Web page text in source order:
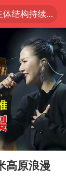
上半年我国经营主体结构持续优化
上海全域长途客运班次全部停运
今日15时起福州地铁高架区段停运
海
1枚就能让航母瘫痪 轰-6J实力有多强
王艺迪2-4不敌张本美和止步4强
上门女婿出轨女邻居多年被判重婚罪
高原浪漫